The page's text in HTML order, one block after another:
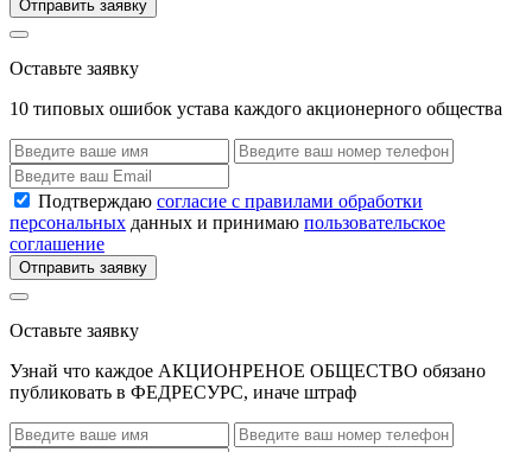
Отправить заявку
Оставьте заявку
10 типовых ошибок устава каждого акционерного общества
Подтверждаю согласие с правилами обработки
персональных данных и принимаю пользовательское
соглашение
Отправить заявку
Оставьте заявку
Узнай что каждое АКЦИОНРЕНОЕ ОБЩЕСТВО обязано
публиковать в ФЕДРЕСУРС, иначе штраф